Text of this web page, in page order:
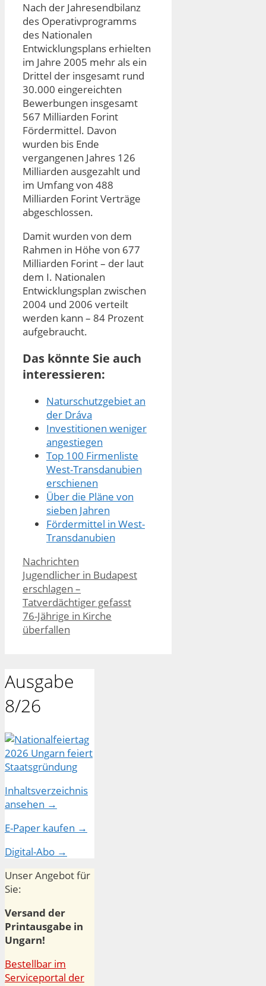
Nach der Jahresendbilanz
des Operativprogramms
des Nationalen
Entwicklungsplans erhielten
im Jahre 2005 mehr als ein
Drittel der insgesamt rund
30.000 eingereichten
Bewerbungen insgesamt
567 Milliarden Forint
Fördermittel. Davon
wurden bis Ende
vergangenen Jahres 126
Milliarden ausgezahlt und
im Umfang von 488
Milliarden Forint Verträge
abgeschlossen.
Damit wurden von dem
Rahmen in Höhe von 677
Milliarden Forint – der laut
dem I. Nationalen
Entwicklungsplan zwischen
2004 und 2006 verteilt
werden kann – 84 Prozent
aufgebraucht.
Das könnte Sie auch
interessieren:
Naturschutzgebiet an
der Dráva
Investitionen weniger
angestiegen
Top 100 Firmenliste
West-Transdanubien
erschienen
Über die Pläne von
sieben Jahren
Fördermittel in West-
Transdanubien
Kategorien
Nachrichten
Jugendlicher in Budapest
erschlagen –
Tatverdächtiger gefasst
76-Jährige in Kirche
überfallen
Ausgabe
8/26
Inhaltsverzeichnis
ansehen →
E-Paper kaufen →
Digital-Abo →
Unser Angebot für
Sie:
Versand der
Printausgabe in
Ungarn!
Bestellbar im
Serviceportal der